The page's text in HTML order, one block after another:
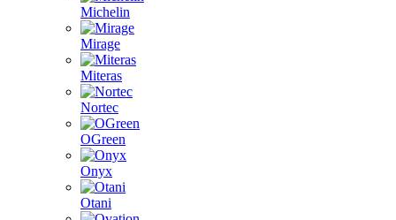
Michelin
Mirage
Miteras
Nortec
OGreen
Onyx
Otani